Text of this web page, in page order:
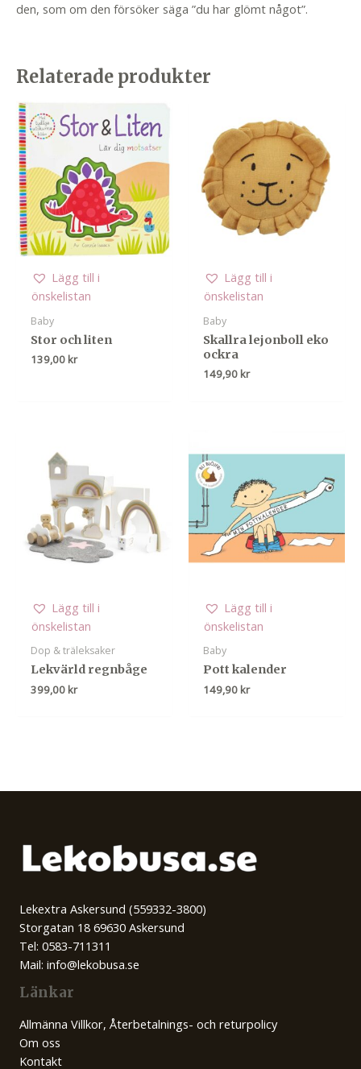
den, som om den försöker säga ”du har glömt något”.
Relaterade produkter
Lägg till i
önskelistan
Baby
Stor och liten
139,00 kr
Lägg till i
önskelistan
Baby
Skallra lejonboll eko
ockra
149,90 kr
Lägg till i
önskelistan
Dop & träleksaker
Lekvärld regnbåge
399,00 kr
Lägg till i
önskelistan
Baby
Pott kalender
149,90 kr
Lekextra Askersund (559332-3800)
Storgatan 18 69630 Askersund
Tel: 0583-711311
Mail: info@lekobusa.se
Länkar
Allmänna Villkor, Återbetalnings- och returpolicy
Om oss
Kontakt